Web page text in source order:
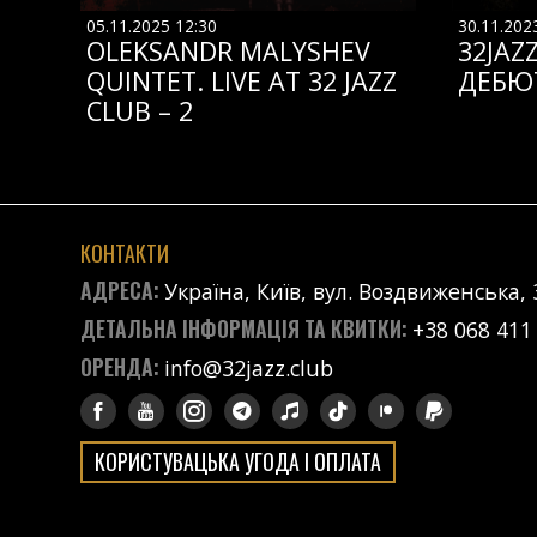
05.11.2025 12:30
OLEKSANDR MALYSHEV
QUINTET. LIVE AT 32 JAZZ
CLUB – 2
КОНТАКТИ
АДРЕСА:Україна, Київ, вул. Воздвиженська,
ДЕТАЛЬНА ІНФОРМАЦІЯ ТА КВИТКИ: +38 068
ОРЕНДА: info@32jazz.club
КОРИСТУВАЦЬКА УГОДА І ОПЛАТА